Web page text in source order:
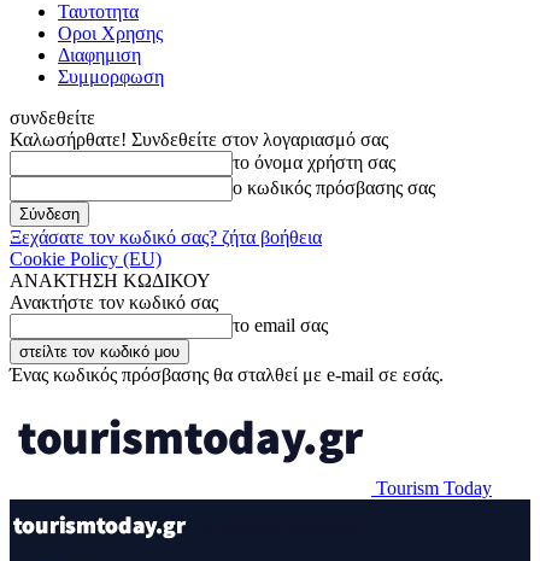
Ταυτοτητα
Οροι Χρησης
Διαφημιση
Συμμορφωση
συνδεθείτε
Καλωσήρθατε! Συνδεθείτε στον λογαριασμό σας
το όνομα χρήστη σας
ο κωδικός πρόσβασης σας
Ξεχάσατε τον κωδικό σας? ζήτα βοήθεια
Cookie Policy (EU)
ΑΝΑΚΤΗΣΗ ΚΩΔΙΚΟΥ
Ανακτήστε τον κωδικό σας
το email σας
Ένας κωδικός πρόσβασης θα σταλθεί με e-mail σε εσάς.
Tourism Today